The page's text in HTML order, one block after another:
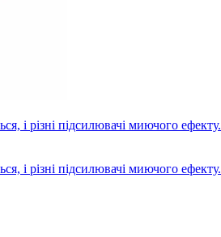
і різні підсилювачі миючого ефекту.
і різні підсилювачі миючого ефекту.